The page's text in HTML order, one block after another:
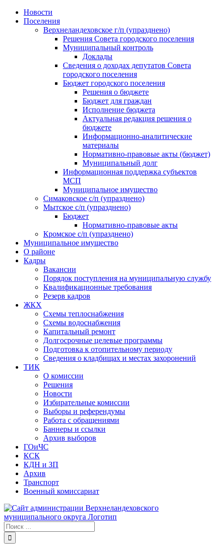
Skip
Новости
Поселения
Верхнеландеховское г/п (упразднено)
Решения Совета городского поселения
Муниципальный контроль
Доклады
Сведения о доходах депутатов Совета
городского поселения
Бюджет городского поселения
Решения о бюджете
Бюджет для граждан
Исполнение бюджета
Актуальная редакция решения о
бюджете
Информационно-аналитические
материалы
Нормативно-правовые акты (бюджет)
Муниципальный долг
Информационная поддержка субъектов
МСП
Муниципальное имущество
Симаковское с/п (упразднено)
Мытское с/п (упразднено)
Бюджет
Нормативно-правовые акты
Кромское с/п (упразднено)
Муниципальное имущество
О районе
Кадры
Вакансии
Порядок поступления на муниципальную службу
Квалификационные требования
Резерв кадров
ЖКХ
Схемы теплоснабжения
Схемы водоснабжения
Капитальный ремонт
Долгосрочные целевые программы
Подготовка к отопительному периоду
Сведения о кладбищах и местах захоронений
ТИК
О комиссии
Решения
Новости
Избирательные комиссии
Выборы и референдумы
Работа с обращениями
Баннеры и ссылки
Архив выборов
ГОиЧС
КСК
КДН и ЗП
Архив
Транспорт
Военный комиссариат
Результат
поиска: